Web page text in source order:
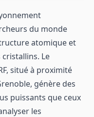
du monde
atomique et
Le
situé à proximité
génère des
puissants que ceux
les